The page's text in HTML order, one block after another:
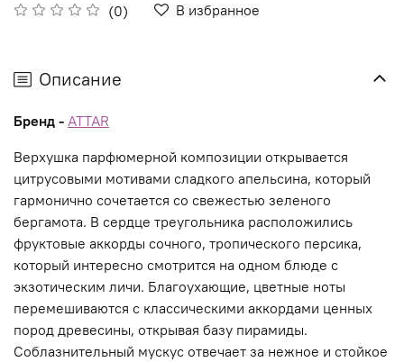
(0) В избранное
Описание
Бренд - ATTAR
Верхушка парфюмерной композиции открывается
цитрусовыми мотивами сладкого апельсина, который
гармонично сочетается со свежестью зеленого
бергамота. В сердце треугольника расположились
фруктовые аккорды сочного, тропического персика,
который интересно смотрится на одном блюде с
экзотическим личи. Благоухающие, цветные ноты
перемешиваются с классическими аккордами ценных
пород древесины, открывая базу пирамиды.
Соблазнительный мускус отвечает за нежное и стойкое